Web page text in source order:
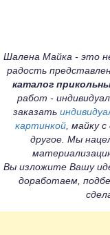
Шалена Майка - это
радость
каталог
работ -
заказать
картинкой, майку
другое. Мы
Вы изложите Вашу
доработаем,